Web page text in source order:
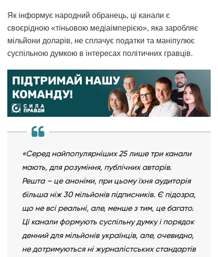
Як інформує народний обранець, ці канали є
своєрідною «тіньовою медіаімперією», яка заробляє
мільйони доларів, не сплачує податки та маніпулює
суспільною думкою в інтересах політичних гравців.
«Серед найпопулярніших 25 лише три канали
мають, для розуміння, публічних авторів.
Решта – це аноніми, при цьому їхня аудиторія
більша ніж 30 мільйонів підписників. Є підозра,
що не всі реальні, але, менше з тим, це багато.
Ці канали формують суспільну думку і порядок
денний для мільйонів українців, але, очевидно,
не дотримуються ні журналістських стандартів